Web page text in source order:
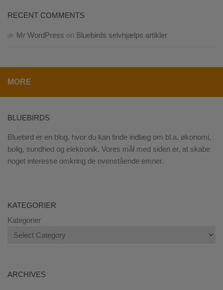
RECENT COMMENTS
Mr WordPress on Bluebirds selvhjælps artikler
MORE
BLUEBIRDS
Bluebird er en blog, hvor du kan finde indlæg om bl.a. økonomi,
bolig, sundhed og elektronik. Vores mål med siden er, at skabe
noget interesse omkring de ovenstående emner.
KATEGORIER
Kategorier
ARCHIVES